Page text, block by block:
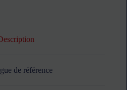
de référence